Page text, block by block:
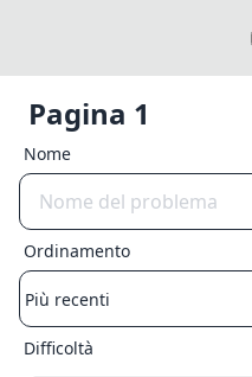
Pagina 1
Nome
Ordinamento
Difficoltà